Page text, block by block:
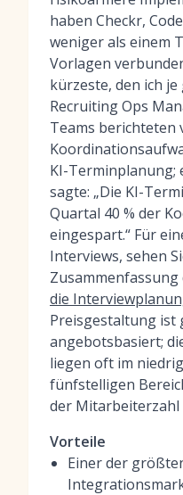
haben Checkr,
weniger als einem
Vorlagen
kürzeste, den ich je
Recruiting Ops
Teams berichteten
KI-Terminplanung;
sagte: „Die KI-
Quartal 40 % der
eingespart.“ Für
Interviews, sehen
Zusammenfassung
die
Preisgestaltung ist
angebotsbasiert;
liegen oft im
fünfstelligen
der Mitarbeiterzahl
Vorteile
Einer der